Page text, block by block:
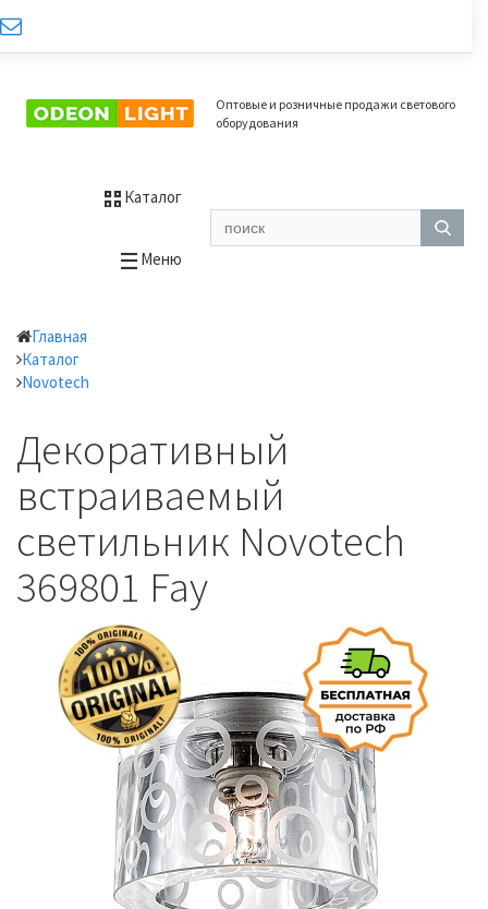
Оптовые и розничные продажи светового
оборудования
Каталог
Меню
Главная
Каталог
Novotech
Декоративный
встраиваемый
светильник Novotech
369801 Fay